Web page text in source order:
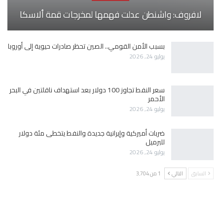
لافروف: واشنطن عدلت فهمها لمخرجات قمة ألاسكا
بسبب الأمن القومي.. الصين تحظر صادرات حيوية إلى أوروبا
يوليو 24, 2026
سعر النفط تجاوز 100 دولار بعد استهداف ناقلتين في البحر
الأحمر
يوليو 24, 2026
ضربات أميركية وإيرانية جديدة والنفط يتخطى مئة دولار
للبرميل
يوليو 24, 2026
السابق التالي 1 من 3٬704